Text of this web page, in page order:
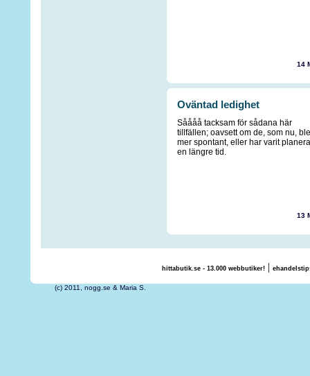
14
Oväntad ledighet
Såååå tacksam för sådana här
tillfällen; oavsett om de, som nu,
mer spontant, eller har varit
en längre tid.
13
hittabutik.se - 13.000 webbutiker!|
(c) 2011, nogg.se & Maria S.